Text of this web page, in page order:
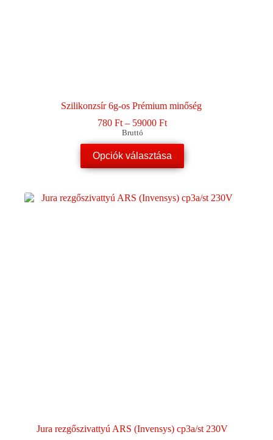
Szilikonzsír 6g-os Prémium minőség
780Ft – 59000FtÁrtartomány:
-
59000 Ft
Bruttó
Opciók választása
Ennek
a
terméknek
variációja
van.
Jura rezgőszivattyú ARS (Invensys) cp3a/st 230V